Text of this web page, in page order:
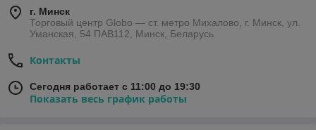
г. Минск
Торговый центр Globo — ст. метро Михалово, г. Минск, ул.
Уманская, 54 ПАВ112, Минск, Беларусь
Контакты
Сегодня работает с 11:00 до 19:30
Показать весь график работы